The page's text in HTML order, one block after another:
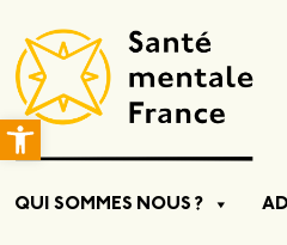
Ouvrir la barre d’outils
QUI SOMMES NOUS ?